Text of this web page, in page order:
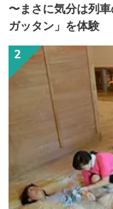
〜まさに気分は列
ガッタン」を体験